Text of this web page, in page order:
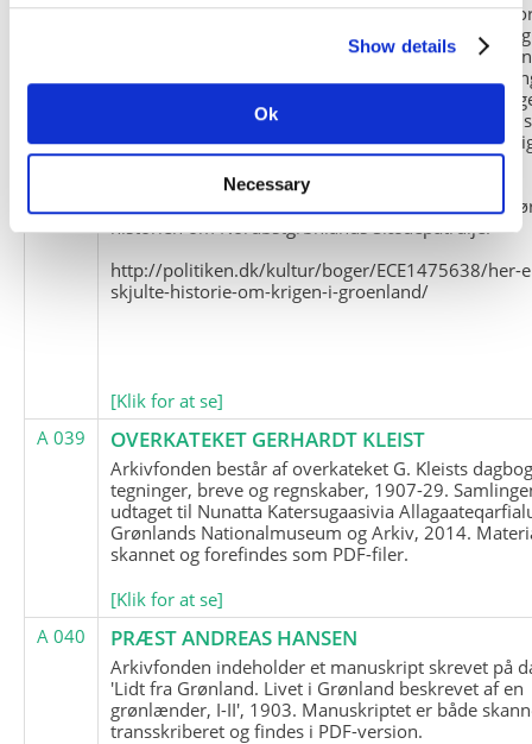
Show details
Ok
Necessary
Slædepatrulje med Eli Knudsen som medlem og
og Marius Jensen som medlem. Marius Jensens
befinder sig i Militärhistorisches Museum i Dresden
(Tyskland). Kopierne af Friedrich Littmanns
klausuleret iht. aftalen med giveren og Franz
Kontakt venligst Arktisk Instituts ledelse i
brugen af materialet til studie- og
formål.
Nedenunder findes et link til en presseartikel
historien om Nordøstgrønlands Slædepatrulje:
http://politiken.dk/kultur/boger/ECE1475638/her-
skjulte-historie-om-krigen-i-groenland/
[Klik for at se]
A 039
OVERKATEKET GERHARDT KLEIST
Arkivfonden består af overkateket G. Kleists
tegninger, breve og regnskaber, 1907-29.
udtaget til Nunatta Katersugaasivia
Grønlands Nationalmuseum og Arkiv, 2014.
skannet og forefindes som PDF-filer.
[Klik for at se]
A 040
PRÆST ANDREAS HANSEN
Arkivfonden indeholder et manuskript skrevet på
'Lidt fra Grønland. Livet i Grønland beskrevet af en
grønlænder, I-II', 1903. Manuskriptet er både
transskriberet og findes i PDF-version.